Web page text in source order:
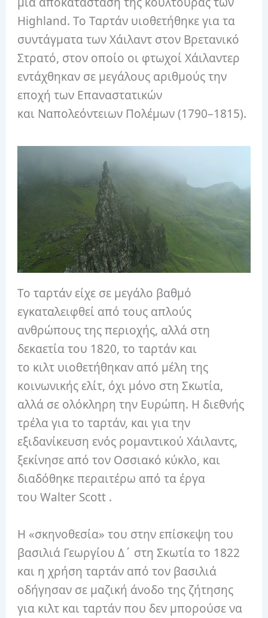
Highland. Το Ταρτάν υιοθετήθηκε για τα
συντάγματα των Χάιλαντ στον Βρετανικό
Στρατό, στον οποίο οι φτωχοί Χάιλαντερ
εντάχθηκαν σε μεγάλους αριθμούς την
εποχή των Επαναστατικών
και Ναπολεόντειων Πολέμων (1790–1815).
Το ταρτάν είχε σε μεγάλο βαθμό
εγκαταλειφθεί από τους απλούς
ανθρώπους της περιοχής, αλλά στη
δεκαετία του 1820, το ταρτάν και
το κιλτ υιοθετήθηκαν από μέλη της
κοινωνικής ελίτ, όχι μόνο στη Σκωτία,
αλλά σε ολόκληρη την Ευρώπη. Η διεθνής
τρέλα για το ταρτάν, και για την
εξιδανίκευση ενός ρομαντικού Χάιλαντς,
ξεκίνησε από τον Οσσιακό κύκλο, και
διαδόθηκε περαιτέρω από τα έργα
του Walter Scott .
Η «σκηνοθεσία» του στην επίσκεψη του
βασιλιά Γεωργίου Δ΄ στη Σκωτία το 1822
και η χρήση ταρτάν από τον βασιλιά
οδήγησαν σε μαζική άνοδο της ζήτησης
για κιλτ και ταρτάν που δεν μπορούσε να